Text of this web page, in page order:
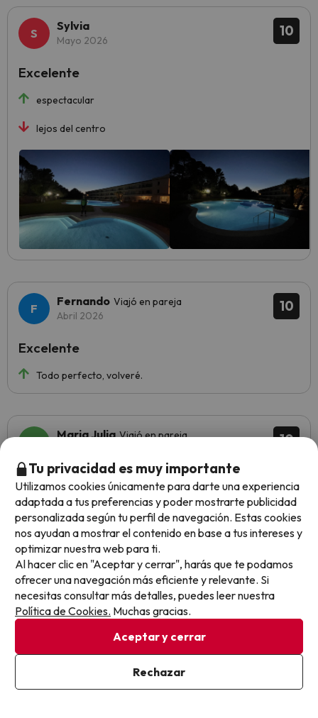
10
Sylvia
Mayo 2026
espectacular
lejos del centro
Excelente
10
Fernando Viajó en pareja
Abril 2026
Todo perfecto, volveré.
Excelente
10
Maria Julia Viajó en pareja
el servicio del hotel y al habitacion impecable
Excelente
10
Joana Viajó en pareja
Marzo 2026
Ha sido un fin de semana inolvidable , hemos estado muy
agusto y hemos disfrutado mucho de nuestra estancia
Excelente
Tu privacidad es muy importante
Utilizamos cookies únicamente para darte una experiencia
adaptada a tus preferencias y poder mostrarte publicidad
personalizada según tu perfil de navegación. Estas cookies
nos ayudan a mostrar el contenido en base a tus intereses y
optimizar nuestra web para ti.
Al hacer clic en "Aceptar y cerrar", harás que te podamos
ofrecer una navegación más eficiente y relevante. Si
necesitas consultar más detalles, puedes leer nuestra
Política de Cookies. Muchas gracias.
Aceptar y cerrar
Rechazar